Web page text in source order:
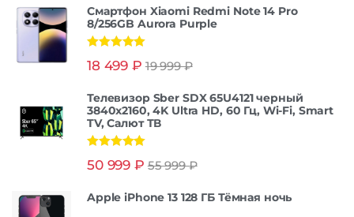
Смартфон Xiaomi Redmi Note 14 Pro
8/256GB Aurora Purple
из 5
18 499 ₽ 19 999₽
Телевизор Sber SDX 65U4121 черный
3840x2160, 4K Ultra HD, 60 Гц, Wi-Fi, Smart
TV, Салют ТВ
из 5
50 999 ₽ 55 999₽
Apple iPhone 13 128 ГБ Тёмная ночь